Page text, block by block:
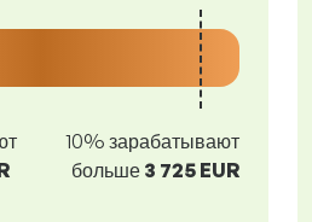
10% зарабатывают
больше 3 725 EUR